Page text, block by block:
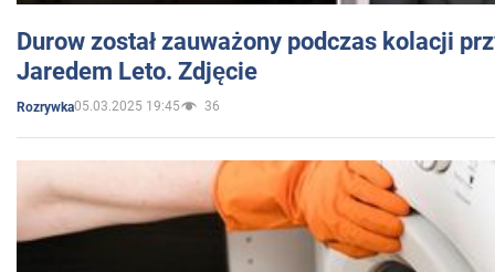
Durow został zauważony podczas kolacji
Jaredem Leto. Zdjęcie
Rozrywka05.03.2025 19:45 36